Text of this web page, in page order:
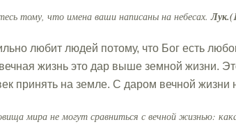
тому, что имена ваши написаны на небесах.
любит людей потому, что Бог есть
жизнь это дар выше земной жизни.
принять на земле. С даром вечной
мира не могут сравниться с вечной жизнью: